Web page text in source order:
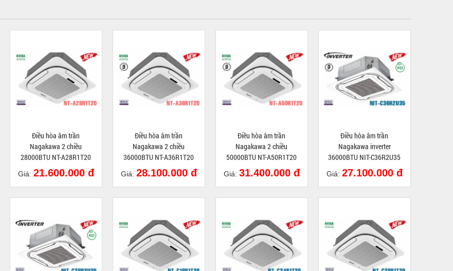
Điều hòa âm trần
Nagakawa 2 chiều
28000BTU NT-A28R1T20
Giá: 21.600.000 đ
Điều hòa âm trần
Nagakawa 2 chiều
36000BTU NT-A36R1T20
Giá: 28.100.000 đ
Điều hòa âm trần
Nagakawa 2 chiều
50000BTU NT-A50R1T20
Giá: 31.400.000 đ
Điều hòa âm trần
Nagakawa inverter
36000BTU NIT-C36R2U35
Giá: 27.100.000 đ